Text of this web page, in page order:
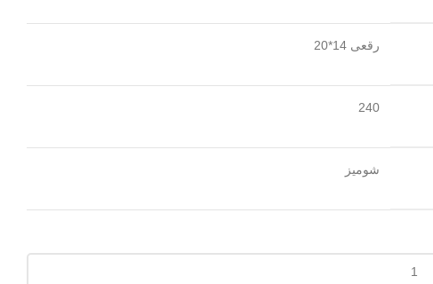
رقعی 14*20
240
شومیز